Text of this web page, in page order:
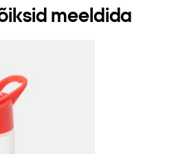
meeldida